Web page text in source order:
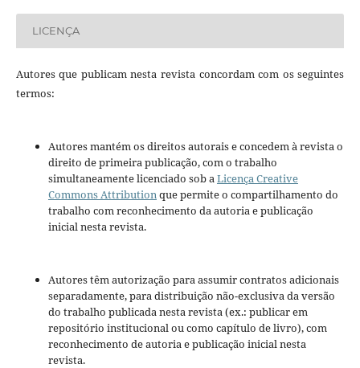
LICENÇA
Autores que publicam nesta revista concordam com os seguintes
termos:
Autores mantém os direitos autorais e concedem à revista o
direito de primeira publicação, com o trabalho
simultaneamente licenciado sob a Licença Creative
Commons Attribution que permite o compartilhamento do
trabalho com reconhecimento da autoria e publicação
inicial nesta revista.
Autores têm autorização para assumir contratos adicionais
separadamente, para distribuição não-exclusiva da versão
do trabalho publicada nesta revista (ex.: publicar em
repositório institucional ou como capítulo de livro), com
reconhecimento de autoria e publicação inicial nesta
revista.